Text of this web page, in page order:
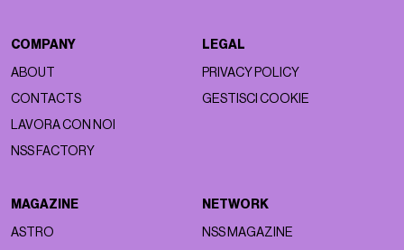
COMPANY
ABOUT
CONTACTS
LAVORA CON NOI
NSS FACTORY
LEGAL
PRIVACY POLICY
GESTISCI COOKIE
MAGAZINE
ASTRO
NETWORK
NSS MAGAZINE